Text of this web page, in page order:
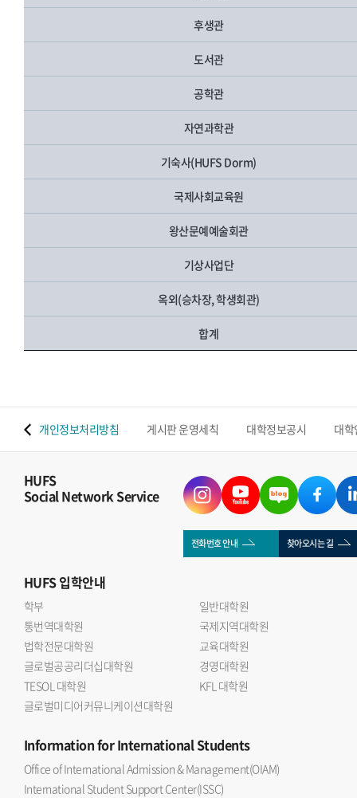
후생관
도서관
공학관
자연과학관
기숙사(HUFS Dorm)
국제사회교육원
왕산문예예술회관
기상사업단
옥외(승차장, 학생회관)
합계
개인정보처리방침 게시판 운영세칙 대학정보공시 대
HUFS
Social Network Service
전화번호 안내 찾아오시는 길
HUFS입학안내
학부
일반대학원
통번역대학원
국제지역대학원
법학전문대학원
교육대학원
글로벌공공리더십대학원
경영대학원
TESOL 대학원
KFL 대학원
글로벌미디어커뮤니케이션대학원
Informationfor International Students
Office of International Admission & Management(OIAM)
International Student Support Center(ISSC)